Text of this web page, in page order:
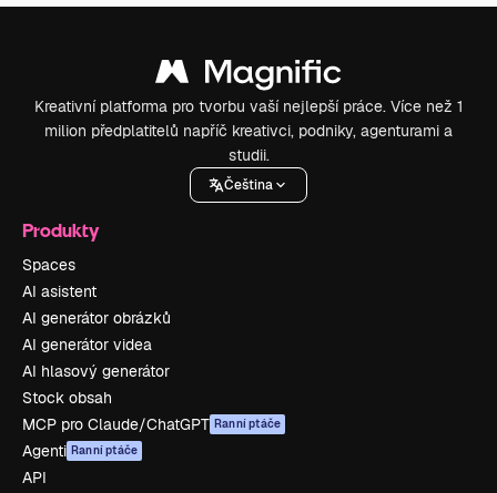
Kreativní platforma pro tvorbu vaší nejlepší práce. Více než 1
milion předplatitelů napříč kreativci, podniky, agenturami a
studii.
Čeština
Produkty
Spaces
AI asistent
AI generátor obrázků
AI generátor videa
AI hlasový generátor
Stock obsah
MCP pro Claude/ChatGPT Ranní ptáče
Agenti Ranní ptáče
API